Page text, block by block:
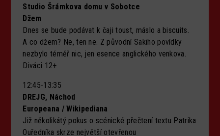
Studio Šrámkova domu v Sobotce
Džem
Dnes se bude podávat k čaji toust, máslo a biscuits.
A co džem? Ne, ten ne. Z původní Sakiho povídky
nezbylo téměř nic, jen esence anglického venkova.
Diváci 12+
12:45-13:35
DREJG, Náchod
Europeana / Wikipediana
Již několikátý pokus o scénické přečtení textu Patrika
Ouředníka skrze největší otevřenou